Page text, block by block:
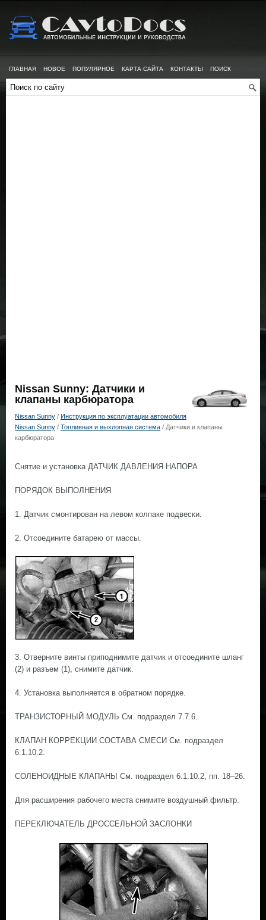
ГЛАВНАЯ НОВОЕ ПОПУЛЯРНОЕ КАРТА САЙТА КОНТАКТЫ ПОИСК
Nissan Sunny: Датчики и
клапаны карбюратора
Nissan Sunny / Инструкция по эксплуатации автомобиля
Nissan Sunny / Топливная и выхлопная система / Датчики и клапаны
карбюратора
Снятие и установка ДАТЧИК ДАВЛЕНИЯ НАПОРА
ПОРЯДОК ВЫПОЛНЕНИЯ
1. Датчик смонтирован на левом колпаке подвески.
2. Отсоедините батарею от массы.
3. Отверните винты приподнимите датчик и отсоедините шланг
(2) и разъем (1), снимите датчик.
4. Установка выполняется в обратном порядке.
ТРАНЗИСТОРНЫЙ МОДУЛЬ См. подраздел 7.7.6.
КЛАПАН КОРРЕКЦИИ СОСТАВА СМЕСИ Cм. подраздел
6.1.10.2.
СОЛЕНОИДНЫЕ КЛАПАНЫ Cм. подраздел 6.1.10.2, пп. 18–26.
Для расширения рабочего места снимите воздушный фильтр.
ПЕРЕКЛЮЧАТЕЛЬ ДРОССЕЛЬНОЙ ЗАСЛОНКИ